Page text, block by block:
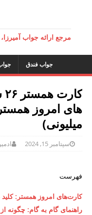
مرجع ارائه جواب
جواب فندق
میلیونی)
سپتامبر 15, 2024
فهرست
کارت‌های امروز همستر:
راهنمای گام به گام: چگونه